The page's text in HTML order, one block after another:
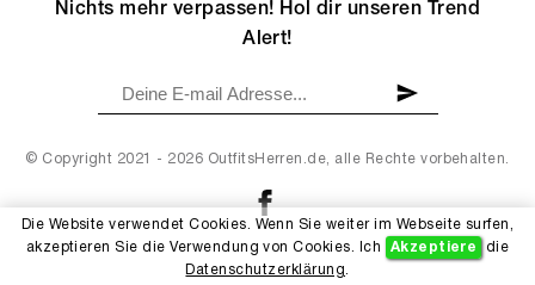
© Copyright 2021 - 2026 OutfitsHerren.de, alle Rechte vorbehalten.
Nichts mehr verpassen! Hol dir unseren Trend
Alert!
Die Website verwendet Cookies. Wenn Sie weiter im Webseite surfen,
akzeptieren Sie die Verwendung von Cookies. Ich
Akzeptiere
die
Datenschutzerklärung